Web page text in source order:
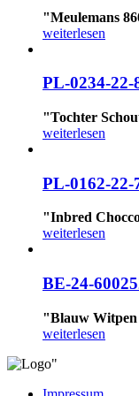
"Meulemans
weiterlesen
PL-0234-22-
"Tochter
weiterlesen
PL-0162-22-
"Inbred
weiterlesen
BE-24-
"Blauw
weiterlesen